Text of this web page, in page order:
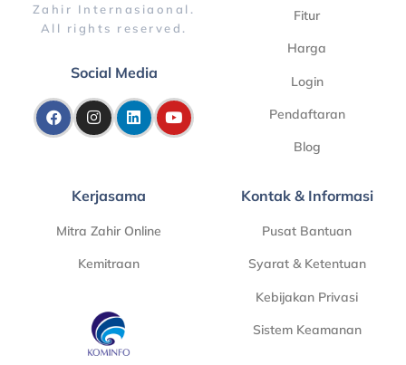
Zahir Internasiaonal.
All rights reserved.
Social Media
Fitur
Harga
Login
Pendaftaran
Blog
Kerjasama
Mitra Zahir Online
Kemitraan
Kontak & Informasi
Pusat Bantuan
Syarat & Ketentuan
Kebijakan Privasi
Sistem Keamanan